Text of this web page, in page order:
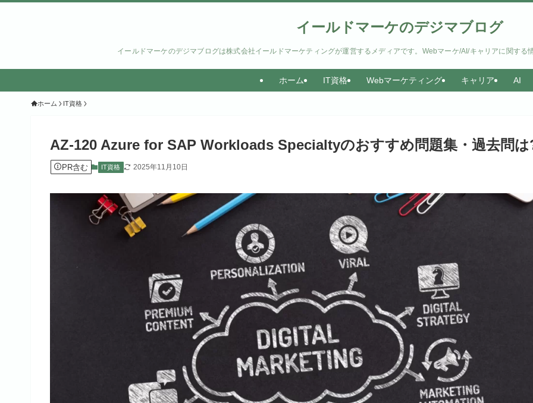
イールドマーケのデジマブログ
イールドマーケのデジマブログは株式会社イールドマーケティングが運営するメディアです。Webマーケ/AI/キャリアに関する
ホーム IT資格 Webマーケティング キャリア AI
ホーム IT資格
AZ-120 Azure for SAP Workloads Specialtyのおすすめ問題集・過去問は
PR含む IT資格 2025年11月10日